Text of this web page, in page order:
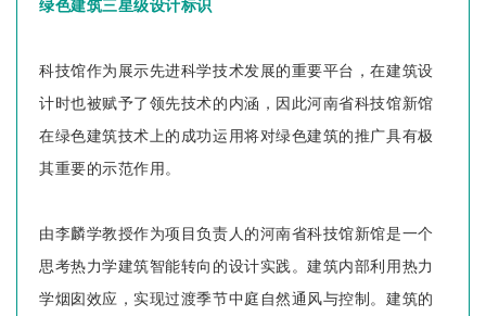
绿色建筑三星级设计标识
科技馆作为展示先进科学技术发展的重要平台，在建筑设
计时也被赋予了领先技术的内涵，因此河南省科技馆新馆
在绿色建筑技术上的成功运用将对绿色建筑的推广具有极
其重要的示范作用。
由李麟学教授作为项 目负责 人的河南省科技馆新馆是一个
思考热力学建筑智能转向的设计实践。建筑内部利用热力
学烟囱效应，实现过渡季节中庭自然通风与控制。建筑的